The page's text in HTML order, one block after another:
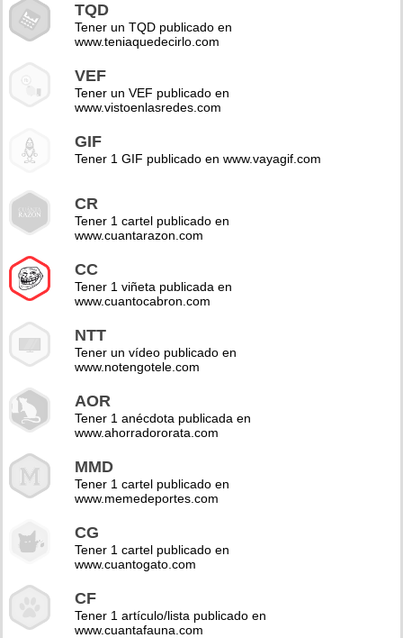
TQD
Tener un TQD publicado en
www.teniaquedecirlo.com
VEF
Tener un VEF publicado en
www.vistoenlasredes.com
GIF
Tener 1 GIF publicado en www.vayagif.com
CR
Tener 1 cartel publicado en
www.cuantarazon.com
CC
Tener 1 viñeta publicada en
www.cuantocabron.com
NTT
Tener un vídeo publicado en
www.notengotele.com
AOR
Tener 1 anécdota publicada en
www.ahorradororata.com
MMD
Tener 1 cartel publicado en
www.memedeportes.com
CG
Tener 1 cartel publicado en
www.cuantogato.com
CF
Tener 1 artículo/lista publicado en
www.cuantafauna.com